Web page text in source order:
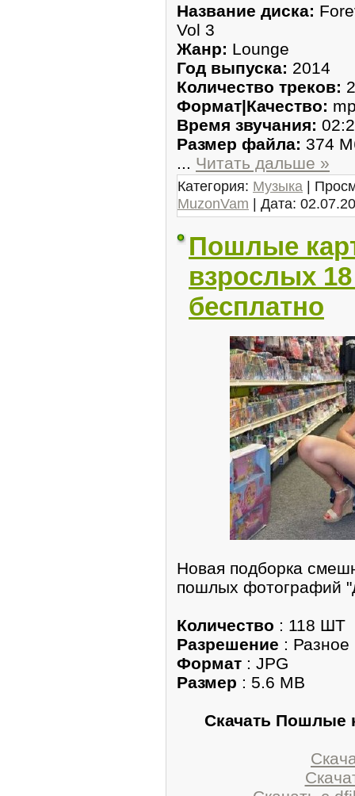
Название диска:
Vol 3
Жанр: Lounge
Год выпуска: 2014
Количество треков:
Формат|Качество:
Время звучания:
Размер файла: 374
... Читать дальше »
Категория: Музыка |
MuzonVam | Дата:
Пошлые
взрослых
бесплатно
Новая подборка
пошлых фотографий
Количество : 118 ШТ
Разрешение : Разное
Формат : JPG
Размер : 5.6 MB
Скачать Пошлые